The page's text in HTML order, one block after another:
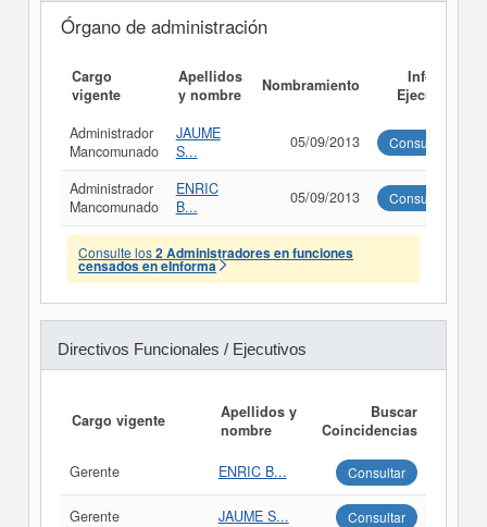
Órgano de administración
Cargo
vigente
Apellidos
y nombre
Nombramiento
Informe
Ejecutivo
Administrador
Mancomunado
JAUME
S...
05/09/2013 Consultar
Administrador
Mancomunado
ENRIC
B...
05/09/2013 Consultar
Consulte los2 Administradores en funciones
censados en eInforma
Directivos Funcionales / Ejecutivos
Cargo vigente
Apellidos y
nombre
Buscar
Coincidencias
Gerente ENRIC B... Consultar
Gerente JAUME S... Consultar